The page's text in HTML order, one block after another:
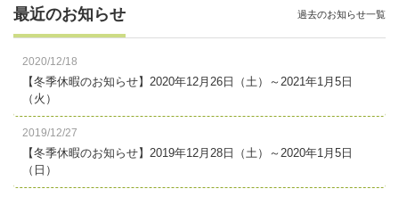
最近のお知らせ
2020/12/18
【冬季休暇のお知らせ】2020年12月26日（土）～2021年1月5日
（火）
2019/12/27
【冬季休暇のお知らせ】2019年12月28日（土）～2020年1月5日
（日）
過去のお知らせ一覧